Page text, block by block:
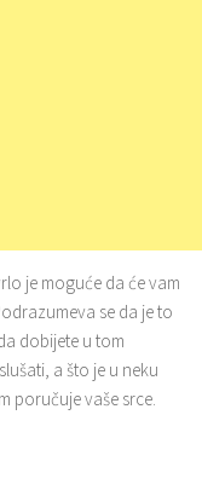
je moguće da će vam
se da je to
dobijete u tom
a što je u neku
poručuje vaše srce.